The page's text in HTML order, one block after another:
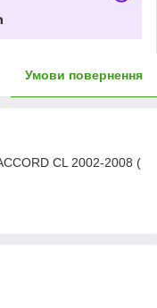
Умови повернення
CL 2002-2008 (